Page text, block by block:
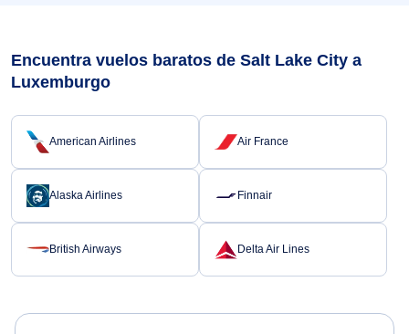
Encuentra vuelos baratos de Salt Lake City a
Luxemburgo
American Airlines Air France
Alaska Airlines Finnair
British Airways Delta Air Lines